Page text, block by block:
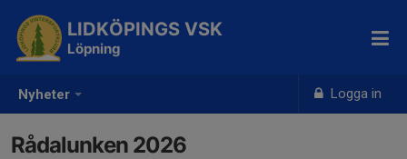
Nyheter Logga in
LIDKÖPINGS VSK
Löpning
Rådalunken 2026